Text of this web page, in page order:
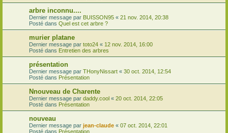
arbre inconnu....
Dernier message par BUISSON95 « 21 nov. 2014, 20:38
Posté dans Quel est cet arbre ?
murier platane
Dernier message par toto24 « 12 nov. 2014, 16:00
Posté dans Entretien des arbres
présentation
Dernier message par THonyNissart « 30 oct. 2014, 12:54
Posté dans Présentation
Nnouveau de Charente
Dernier message par daddy.cool « 20 oct. 2014, 22:05
Posté dans Présentation
nouveau
Dernier message par jean-claude « 07 oct. 2014, 22:01
Posté dans Présentation